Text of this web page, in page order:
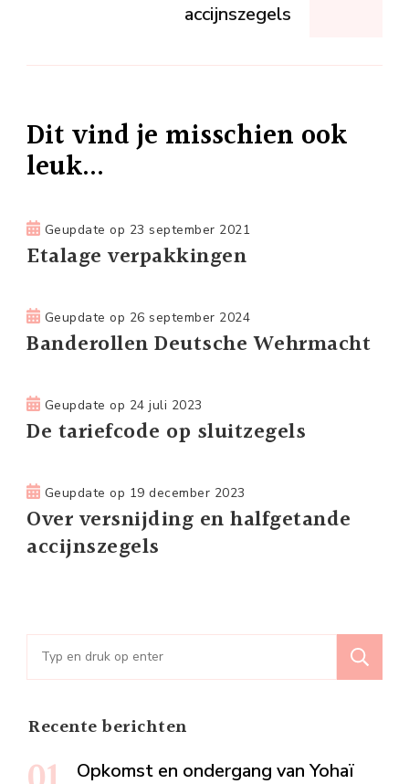
accijnszegels
Dit vind je misschien ook
leuk...
Geupdate op 23 september 2021
Etalage verpakkingen
Geupdate op 26 september 2024
Banderollen Deutsche Wehrmacht
Geupdate op 24 juli 2023
De tariefcode op sluitzegels
Geupdate op 19 december 2023
Over versnijding en halfgetande
accijnszegels
Zoeken
naar:
Recente berichten
Opkomst en ondergang van Yohaï